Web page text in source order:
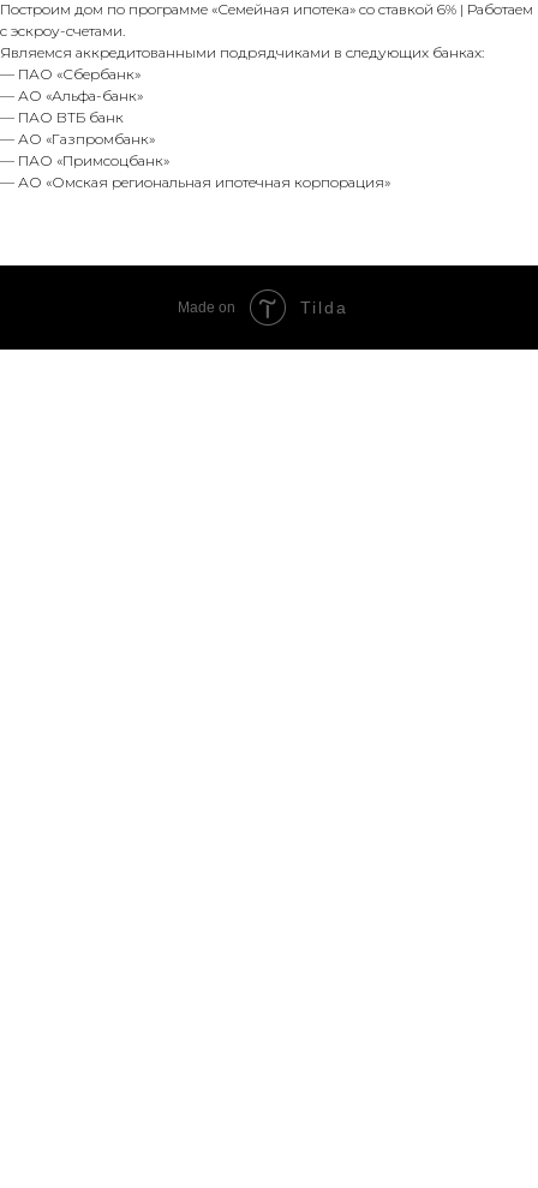
Построим дом по программе «Семейная ипотека» со ставкой 6% | Работаем
с эскроу-счетами.
Являемся аккредитованными подрядчиками в следующих банках:
— ПАО «Сбербанк»
— АО «Альфа-банк»
— ПАО ВТБ банк
— АО «Газпромбанк»
— ПАО «Примсоцбанк»
— АО «Омская региональная ипотечная корпорация»
Made on Tilda